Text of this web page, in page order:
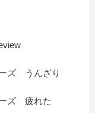
ズ うんざり
ズ 疲れた